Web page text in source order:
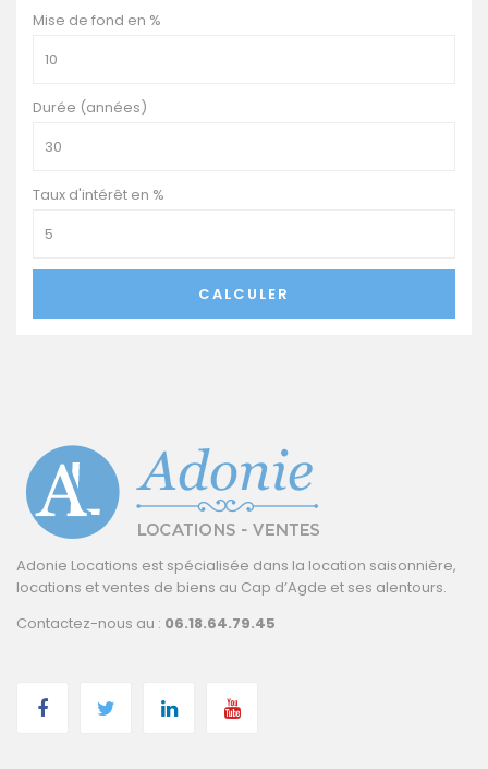
Mise de fond en %
Durée (années)
Taux d'intérêt en %
CALCULER
Adonie Locations est spécialisée dans la location saisonnière,
locations et ventes de biens au Cap d’Agde et ses alentours.
Contactez-nous au : 06.18.64.79.45